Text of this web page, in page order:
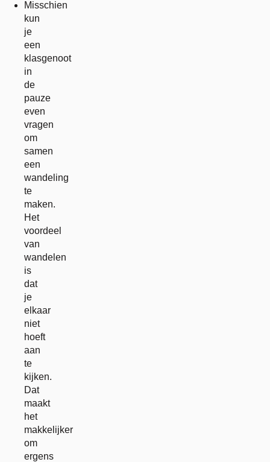
Misschien
kun
je
een
klasgenoot
in
de
pauze
even
vragen
om
samen
een
wandeling
te
maken.
Het
voordeel
van
wandelen
is
dat
je
elkaar
niet
hoeft
aan
te
kijken.
Dat
maakt
het
makkelijker
om
ergens